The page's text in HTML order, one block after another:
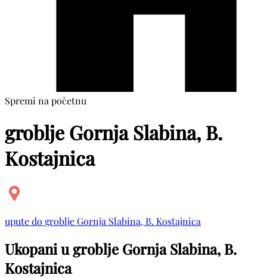
Spremi na početnu
groblje Gornja Slabina, B.
Kostajnica
upute do groblje Gornja Slabina, B. Kostajnica
Ukopani u groblje Gornja Slabina, B.
Kostajnica